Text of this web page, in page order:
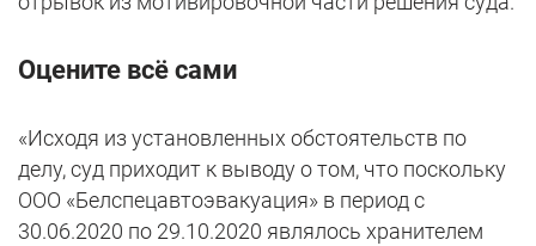
Оцените всё сами
«Исходя из установленных обстоятельств по
делу, суд приходит к выводу о том, что поскольку
ООО «Белспецавтоэвакуация» в период с
30.06.2020 по 29.10.2020 являлось хранителем